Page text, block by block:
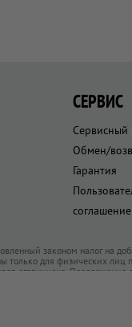
СЕРВИС
Сервисный
Обмен/
Гарантия
соглашение
законом налог на
только для физических
ограничено. Предложения